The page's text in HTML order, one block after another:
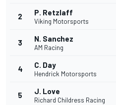
2 P. Retzlaff
Viking Motorsports
3 N. Sanchez
AM Racing
4 C. Day
Hendrick Motorsports
5 J. Love
Richard Childress Racing